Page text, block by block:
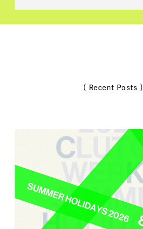
（ Recent Posts ）